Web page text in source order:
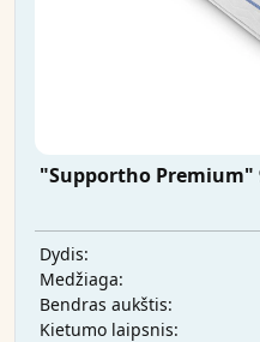
"Supportho Premium"
Dydis:
Medžiaga:
Bendras aukštis:
Kietumo laipsnis: